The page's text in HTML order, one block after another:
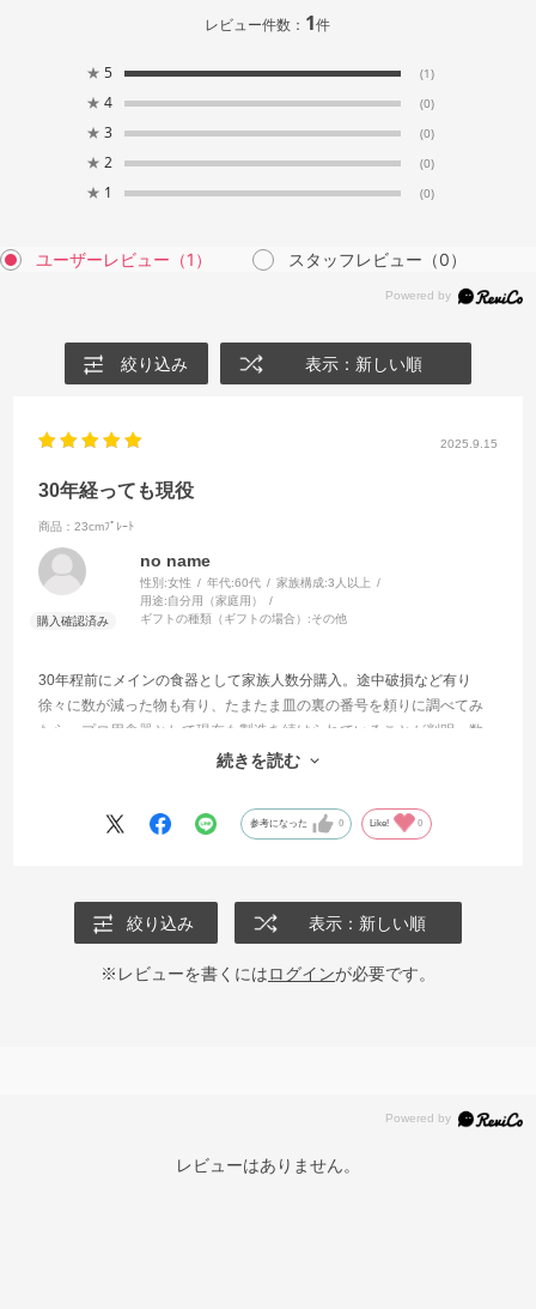
レビュー件数： 1件
★ 5 (1)
★ 4 (0)
★ 3 (0)
★ 2 (0)
★ 1 (0)
ユーザーレビュー （1） スタッフレビュー （0）
絞り込み 表示：新しい順
2025.9.15
30年経っても現役
商品：23cmﾌﾟﾚｰﾄ
no name
性別:女性 年代:60代 家族構成:3人以上
用途:自分用（家庭用）
ギフトの種類（ギフトの場合）:その他
30年程前にメインの食器として家族人数分購入。途中破損など有り
徐々に数が減った物も有り、たまたま皿の裏の番号を頼りに調べてみ
たら、プロ用食器として現在も製造を続けられていることが判明。数
が合わなくなった分と、単身で暮らし始めた子供への贈り物として追
続きを読む
参考になった 0 Like! 0
絞り込み 表示：新しい順
※レビューを書くにはログインが必要です。
レビューはありません。